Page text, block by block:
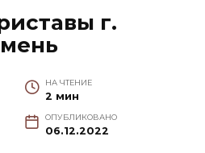
г.
НА ЧТЕНИЕ
2 мин
ОПУБЛИКОВАНО
06.12.2022